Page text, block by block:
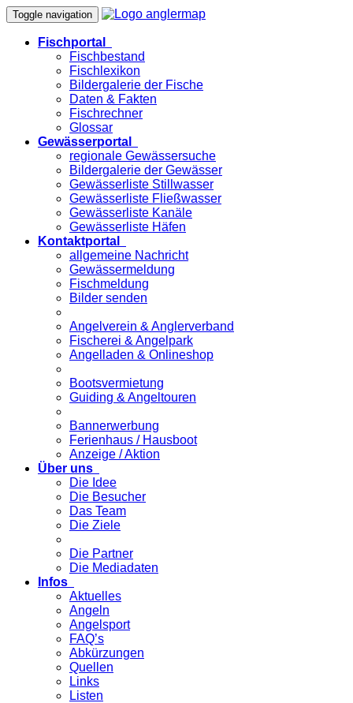
Toggle navigation
Fischportal
Fischbestand
Fischlexikon
Bildergalerie der Fische
Daten & Fakten
Fischrechner
Glossar
Gewässerportal
regionale Gewässersuche
Bildergalerie der Gewässer
Gewässerliste Stillwasser
Gewässerliste Fließwasser
Gewässerliste Kanäle
Gewässerliste Häfen
Kontaktportal
allgemeine Nachricht
Gewässermeldung
Fischmeldung
Bilder senden
Angelverein & Anglerverband
Fischerei & Angelpark
Angelladen & Onlineshop
Bootsvermietung
Guiding & Angeltouren
Bannerwerbung
Ferienhaus / Hausboot
Anzeige / Aktion
Über uns
Die Idee
Die Besucher
Das Team
Die Ziele
Die Partner
Die Mediadaten
Infos
Aktuelles
Angeln
Angelsport
FAQ’s
Abkürzungen
Quellen
Links
Listen